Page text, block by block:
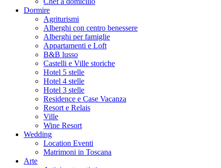
Dormire
Agriturismi
Alberghi con centro benessere
Alberghi per famiglie
Appartamenti e Loft
B&B lusso
Castelli e Ville storiche
Hotel 5 stelle
Hotel 4 stelle
Hotel 3 stelle
Residence e Case Vacanza
Resort e Relais
Ville
Wine Resort
Wedding
Location Eventi
Matrimoni in Toscana
Arte